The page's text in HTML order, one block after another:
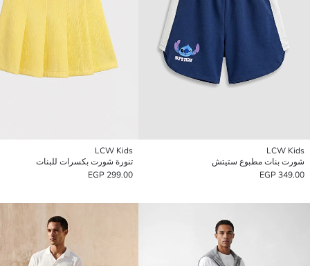
LCW Kids
شورت بنات مطبوع ستيتش
349.00 EGP
LCW Kids
تنورة شورت بكسرات للبنات
299.00 EGP